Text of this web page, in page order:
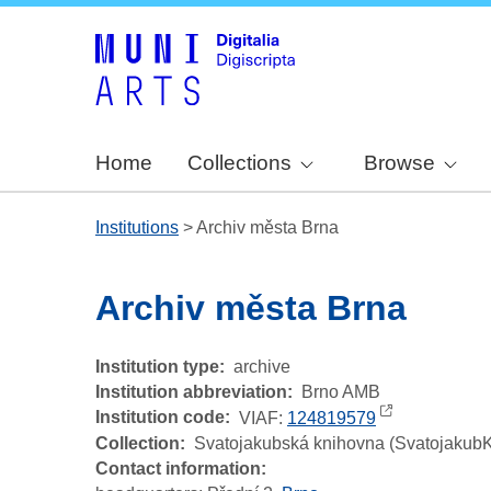
Home Collections Browse
Institutions >Archiv města Brna
Archiv města Brna
Institution type
archive
Institution abbreviation
Brno AMB
Institution code
VIAF: 124819579
Collection
Svatojakubská knihovna
Contact information: